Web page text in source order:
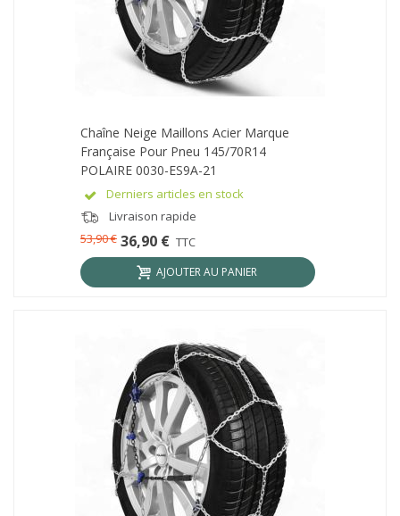
Chaîne Neige Maillons Acier Marque
Française Pour Pneu 145/70R14
POLAIRE 0030-ES9A-21
Derniers articles en stock
Livraison rapide
36,90 € TTC
53,90 €
AJOUTER AU PANIER